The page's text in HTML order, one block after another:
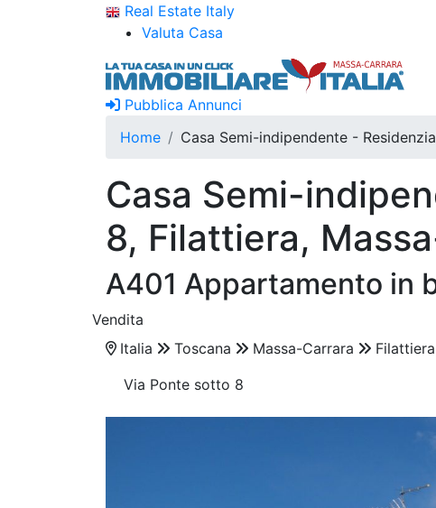
Real Estate Italy
Valuta Casa
Pubblica Annunci
Home
Casa Semi-indipendente -
Casa Semi-
8, Filattiera,
A401 Appartamento in
Vendita
Italia
Toscana Massa-Carrara
Filattiera
Via Ponte sotto 8